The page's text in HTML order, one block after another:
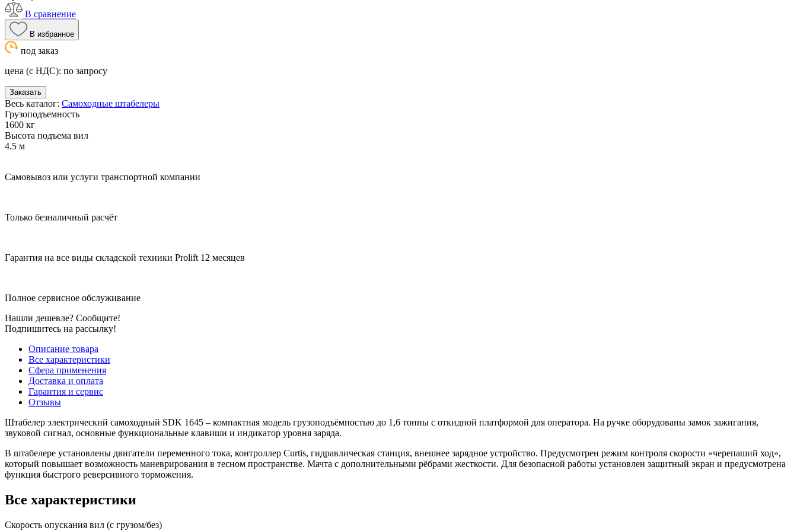
В сравнение
В избранное
под заказ
цена (с НДС): по запросу
Заказать
Весь каталог: Самоходные штабелеры
Грузоподъемность
1600 кг
Высота подъема вил
4.5 м
Самовывоз или услуги транспортной компании
Только безналичный расчёт
Гарантия на все виды складской техники Prolift 12 месяцев
Полное сервисное обслуживание
Нашли дешевле? Сообщите!
Подпишитесь на рассылку!
Описание товара
Все характеристики
Сфера применения
Доставка и оплата
Гарантия и сервис
Отзывы
Штабелер электрический самоходный SDK 1645 – компактная модель грузоподъёмностью до 1,6 тонны с откидной платформой для оператора. На ручке оборудованы замок зажигания,
звуковой сигнал, основные функциональные клавиши и индикатор уровня заряда.
В штабелере установлены двигатели переменного тока, контроллер Curtis, гидравлическая станция, внешнее зарядное устройство. Предусмотрен режим контроля скорости «черепаший ход»,
который повышает возможность маневрирования в тесном пространстве. Мачта с дополнительными рёбрами жесткости. Для безопасной работы установлен защитный экран и предусмотрена
функция быстрого реверсивного торможения.
Все характеристики
Скорость опускания вил (с грузом/без)